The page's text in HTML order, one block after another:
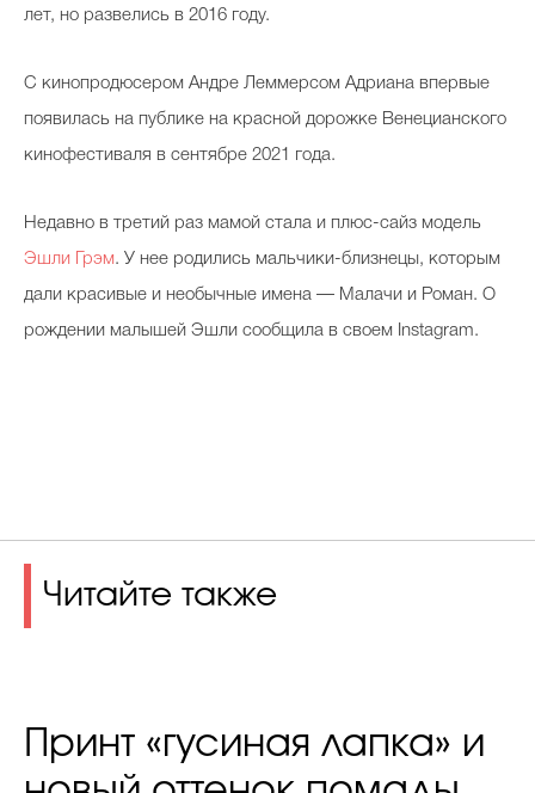
лет, но развелись в 2016 году.
С кинопродюсером Андре Леммерсом Адриана впервые
появилась на публике на красной дорожке Венецианского
кинофестиваля в сентябре 2021 года.
Недавно в третий раз мамой стала и плюс-сайз модель
Эшли Грэм. У нее родились мальчики-близнецы, которым
дали красивые и необычные имена — Малачи и Роман. О
рождении малышей Эшли сообщила в своем Instagram.
Читайте также
Принт «гусиная лапка» и